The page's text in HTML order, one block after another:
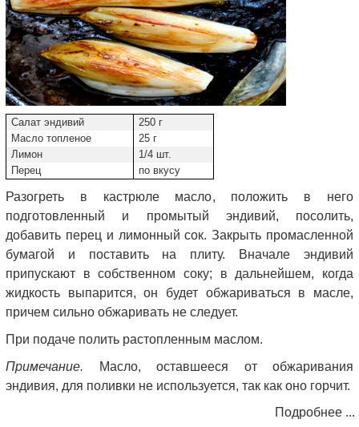
Салат эндивий
250 г
Масло топленое
25 г
Лимон
1/4 шт.
Перец
по вкусу
Разогреть в кастрюле масло, положить в него
подготовленный и промытый эндивий, посолить,
добавить перец и лимонный сок. Закрыть промасленной
бумагой и поставить на плиту. Вначале эндивий
припускают в собственном соку; в дальнейшем, когда
жидкость выпарится, он будет обжариваться в масле,
причем сильно обжаривать не следует.
При подаче полить растопленным маслом.
Примечание.
Масло, оставшееся от обжаривания
эндивия, для поливки не используется, так как оно горчит.
Подробнее ...